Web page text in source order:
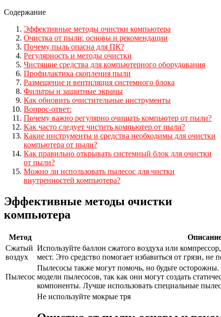
Содержание
Эффективные методы очистки компьютера
Очистка от пыли: основы и рекомендации
Почему пыль опасна для ПК?
Регулярность и методы очистки
Чистящие средства для компьютерного оборудования
Профилактика скопления пыли
Размещение и вентиляция системного блока
Фильтры и защитные экраны
Как обновить очистительные инструменты
Вопрос-ответ:
Почему важно регулярно очищать компьютер от пыли?
Как часто следует чистить компьютер от пыли?
Какие инструменты и средства необходимы для очистки
компьютера от пыли?
Как правильно открывать системный блок для очистки
от пыли?
Можно ли использовать пылесос для чистки
внутренностей компьютера?
Эффективные методы очистки
компьютера
Метод
Сжатый
воздух
Используйте баллон сжатого воздуха или
мест. Это средство помогает избавиться от грязи,
Пылесос
Пылесосы также могут помочь, но будьте
модели пылесосов, так как они могут создать
компоненты. Лучше использовать специальные
Не используйте мокрые тря